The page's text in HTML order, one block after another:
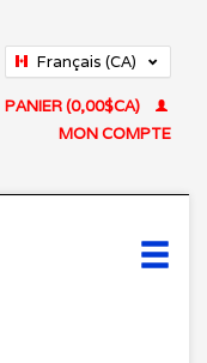
Français (CA)
PANIER (0,00$CA)
MON COMPTE